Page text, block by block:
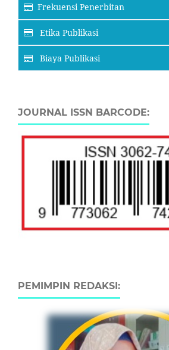
Frekuensi Penerbitan
Etika Publikasi
Biaya Publikasi
JOURNAL ISSN BARCODE:
PEMIMPIN REDAKSI: